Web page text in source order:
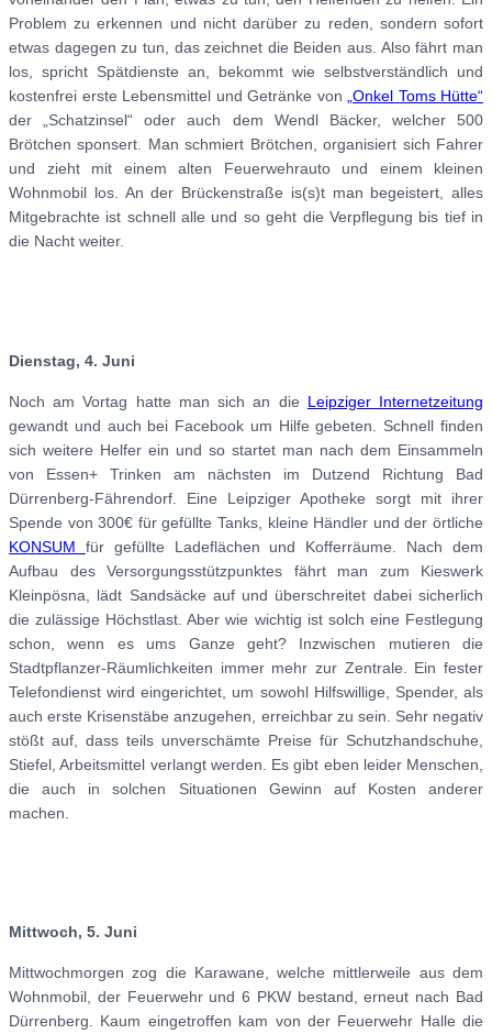
Problem zu erkennen und nicht darüber zu reden, sondern sofort
etwas dagegen zu tun, das zeichnet die Beiden aus. Also fährt man
los, spricht Spätdienste an, bekommt wie selbstverständlich und
kostenfrei erste Lebensmittel und Getränke von „Onkel Toms Hütte“
der „Schatzinsel“ oder auch dem Wendl Bäcker, welcher 500
Brötchen sponsert. Man schmiert Brötchen, organisiert sich Fahrer
und zieht mit einem alten Feuerwehrauto und einem kleinen
Wohnmobil los. An der Brückenstraße is(s)t man begeistert, alles
Mitgebrachte ist schnell alle und so geht die Verpflegung bis tief in
die Nacht weiter.
Dienstag, 4. Juni
Noch am Vortag hatte man sich an die Leipziger Internetzeitung
gewandt und auch bei Facebook um Hilfe gebeten. Schnell finden
sich weitere Helfer ein und so startet man nach dem Einsammeln
von Essen+ Trinken am nächsten im Dutzend Richtung Bad
Dürrenberg-Fährendorf. Eine Leipziger Apotheke sorgt mit ihrer
Spende von 300€ für gefüllte Tanks, kleine Händler und der örtliche
KONSUM für gefüllte Ladeflächen und Kofferräume. Nach dem
Aufbau des Versorgungsstützpunktes fährt man zum Kieswerk
Kleinpösna, lädt Sandsäcke auf und überschreitet dabei sicherlich
die zulässige Höchstlast. Aber wie wichtig ist solch eine Festlegung
schon, wenn es ums Ganze geht? Inzwischen mutieren die
Stadtpflanzer-Räumlichkeiten immer mehr zur Zentrale. Ein fester
Telefondienst wird eingerichtet, um sowohl Hilfswillige, Spender, als
auch erste Krisenstäbe anzugehen, erreichbar zu sein. Sehr negativ
stößt auf, dass teils unverschämte Preise für Schutzhandschuhe,
Stiefel, Arbeitsmittel verlangt werden. Es gibt eben leider Menschen,
die auch in solchen Situationen Gewinn auf Kosten anderer
machen.
Mittwoch, 5. Juni
Mittwochmorgen zog die Karawane, welche mittlerweile aus dem
Wohnmobil, der Feuerwehr und 6 PKW bestand, erneut nach Bad
Dürrenberg. Kaum eingetroffen kam von der Feuerwehr Halle die